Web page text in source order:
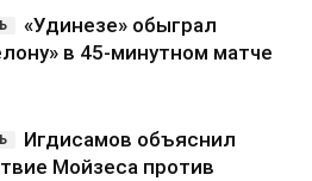
«Удинезе» обыграл
в 45-минутном матче
Игдисамов объяснил
Мойзеса против